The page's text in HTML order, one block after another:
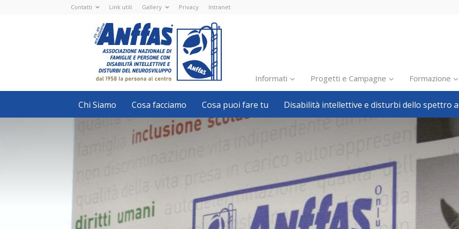
Contatti Link utili Gallery Privacy Intranet
Nazionale
ETS
-
APS
Associazione
Nazionale
di
Famiglie
e
con
disabilità
intellettive
neurosviluppo
Informati
Inclusione scolastica
Inclusione lavorativa
Politiche sociali
Pillole
Formazione
Avvisi, bandi
Welfare locale
Progetti e Campagne Formazione
Chi Siamo Cosa facciamo Cosa puoi fare tu Disabilità intellettive e disturbi dello spettro